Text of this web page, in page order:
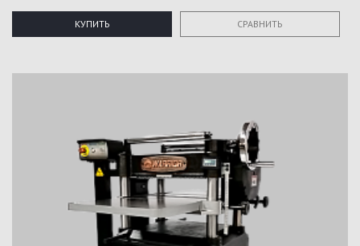
КУПИТЬ СРАВНИТЬ